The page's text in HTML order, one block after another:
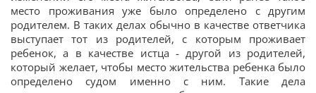
место проживания уже было определено с другим
родителем. В таких делах обычно в качестве ответчика
выступает тот из родителей, с которым проживает
ребенок, а в качестве истца - другой из родителей,
который желает, чтобы место жительства ребенка было
определено судом именно с ним. Такие дела